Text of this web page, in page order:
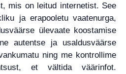
mis on leitud internetist. See
ja erapooletu vaatenurga,
ülevaate koostamise
autentse ja usaldusväärse
ning me kontrollime
et vältida väärinfot.